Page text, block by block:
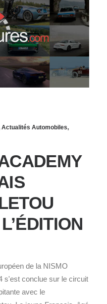
Actualités Automobiles,
de la NISMO
s'est conclue sur le circuit
avec le